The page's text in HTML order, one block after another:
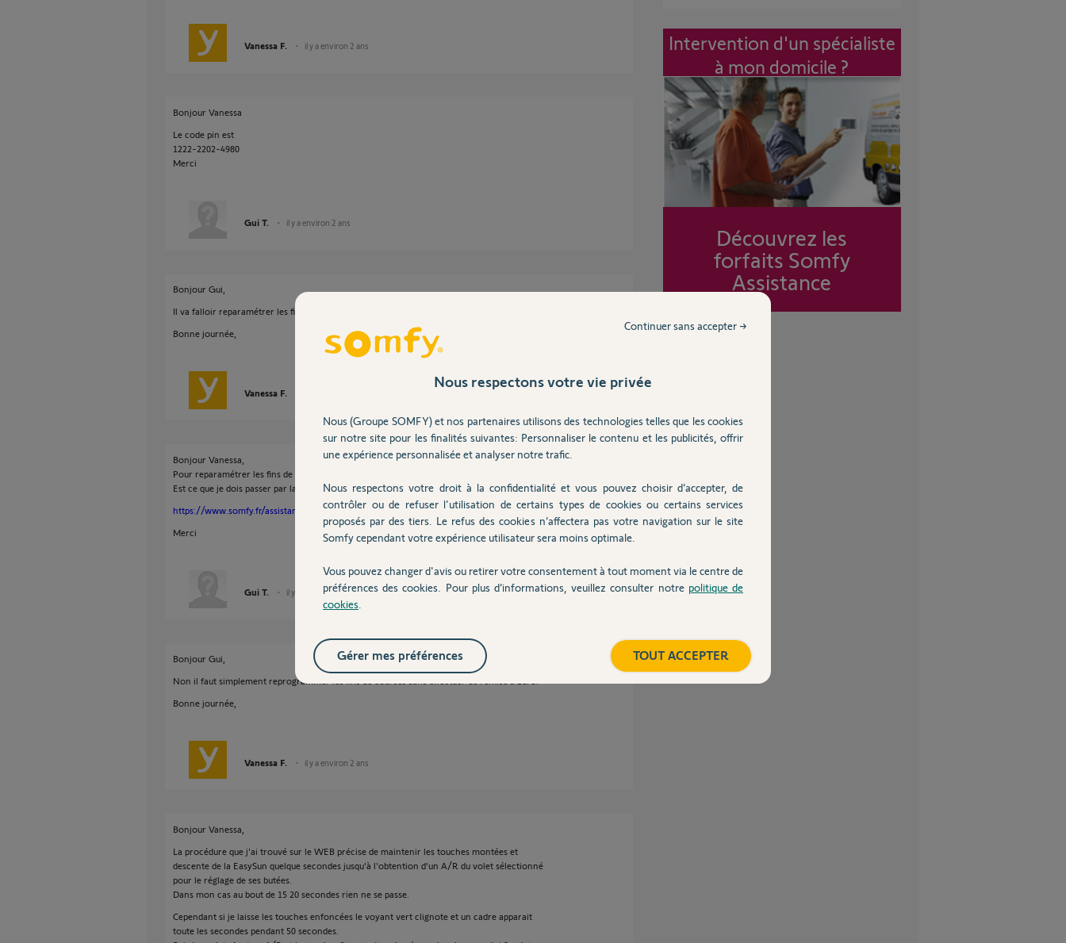
Vanessa F. il y a environ 2 ans
Bonjour Vanessa
Le code pin est
1222-2202-4980
Merci
Gui T. il y a environ 2 ans
Bonjour Gui,
Il va falloir reparamétrer les fins de courses sur ce moteur.
Bonne journée,
Vanessa F.
Bonjour Vanessa,
Pour reparamétrer les fins de courses sur ce moteur.
Est ce que je dois passer par la manip 2/8/2 comme indiqué dans cette video ?
https://www.somfy.fr/assistance/videos/volet-roulant-somf...
Merci
Gui T. il y a environ 2 ans
Bonjour Gui,
Non il faut simplement reprogrammer les fins de courses sans effectuer de remise à zéro.
Bonne journée,
Vanessa F. il y a environ 2 ans
Bonjour Vanessa,
La procédure que j'ai trouvé sur le WEB précise de maintenir les touches montées et
descente de la EasySun quelque secondes jusqu'à l'obtention d’un A/R du volet sélectionné
pour le réglage de ses butées.
Dans mon cas au bout de 15 20 secondes rien ne se passe.
Cependant si je laisse les touches enfoncées le voyant vert clignote et un cadre apparait
toute les secondes pendant 50 secondes.
Intervention d'un spécialiste
à mon domicile ?
Découvrez les
forfaits Somfy
Assistance
Nous respectons votre vie privée
Nous (Groupe SOMFY) et nos partenaires utilisons des technologies telles que les cookies
sur notre site pour les finalités suivantes: Personnaliser le contenu et les publicités, offrir
une expérience personnalisée et analyser notre trafic.
Nous respectons votre droit à la confidentialité et vous pouvez choisir d’accepter, de
contrôler ou de refuser l'utilisation de certains types de cookies ou certains services
proposés par des tiers. Le refus des cookies n’affectera pas votre navigation sur le site
Somfy cependant votre expérience utilisateur sera moins optimale.
Vous pouvez changer d'avis ou retirer votre consentement à tout moment via le centre de
préférences des cookies. Pour plus d’informations, veuillez consulter notre politique de
cookies
Continuer sans accepter →
TOUT ACCEPTER
Gérer mes préférences